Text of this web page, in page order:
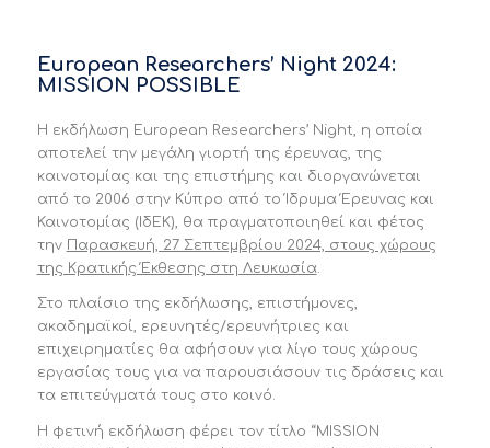
European Researchers’ Night 2024:
MISSION POSSIBLE
Η εκδήλωση European Researchers’ Night, η οποία
αποτελεί την μεγάλη γιορτή της έρευνας, της
καινοτομίας και της επιστήμης και διοργανώνεται
από το 2006 στην Κύπρο από το Ίδρυμα Έρευνας και
Καινοτομίας (ΙδΕΚ), θα πραγματοποιηθεί και φέτος
την
Παρασκευή, 27 Σεπτεμβρίου 2024, στους χώρους
της Κρατικής Έκθεσης στη Λευκωσία.
Στο πλαίσιο της εκδήλωσης, επιστήμονες,
ακαδημαϊκοί, ερευνητές/ερευνήτριες και
επιχειρηματίες θα αφήσουν για λίγο τους χώρους
εργασίας τους για να παρουσιάσουν τις δράσεις και
τα επιτεύγματά τους στο κοινό.
Η φετινή εκδήλωση φέρει τον τίτλο “MISSION